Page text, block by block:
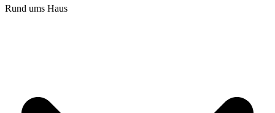
Rund ums Haus